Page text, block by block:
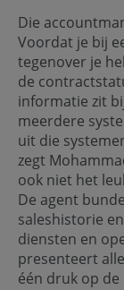
Die
Voordat je bij
tegenover je
de
informatie zit
meerdere
uit die
zegt
ook niet het
De agent
saleshistorie
diensten en
presenteert
één druk op de